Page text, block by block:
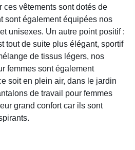
ces vêtements sont dotés de
sont également équipées nos
unisexes. Un autre point positif :
tout de suite plus élégant, sportif
de tissus légers, nos
femmes sont également
soit en plein air, dans le jardin
de travail pour femmes
grand confort car ils sont